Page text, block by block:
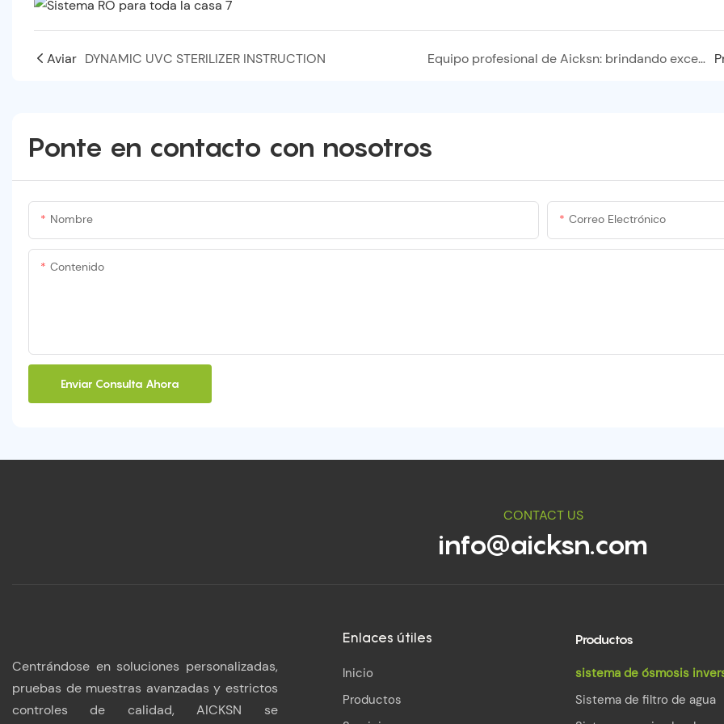
Aviar DYNAMIC UVC STERILIZER INSTRUCTION Equipo profesional de Aicksn: brindando excelencia en cada proyecto
Ponte en contacto con nosotros
Nombre Correo Electrónico
Contenido
Enviar Consulta Ahora
CONTACT US
info@aicksn.com
Centrándose en soluciones personalizadas,
pruebas de muestras avanzadas y estrictos
controles de calidad, AICKSN se
Enlaces útiles
Inicio
Productos
Productos
sistema de ósmosis
Sistema de filtro de agua